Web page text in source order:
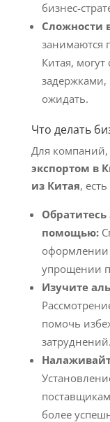
бизнес-
Сложности
занимаются
Китая,
ожидать.
Что делать
Для компаний,
экспортом в
из Китая,
помощью:
оформлении
упрощении
Изучите
помочь
затруднений.
более